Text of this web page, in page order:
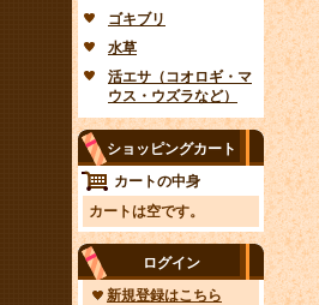
ゴキブリ
水草
活エサ（コオロギ・マ
ウス・ウズラなど）
ショッピングカート
カートの中身
カートは空です。
ログイン
新規登録はこちら